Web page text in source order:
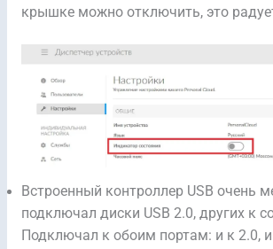
крышке можно отключить, это
Встроенный контроллер USB очень
подключал диски USB 2.0, других к
Подключал к обоим портам: и к 2.0,